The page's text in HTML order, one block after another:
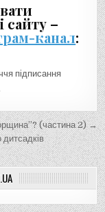
сайту –
канал:
підписання
(частина 2) →